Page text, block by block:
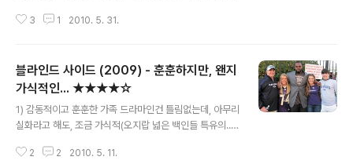
개발중이던 새로운 병기와 신형 메카닉을 시험하여 빠르게
기 시작하는데... 지온공국의 603 기술시험대 (지온의 주
력 기체 경쟁에서 밀렸거나, 개발이 중단된 병기를 재평가
하는 부대이긴 하나, 그냥 폐기처리하면 아까우니, 실전에
서 한번이라도 운용해보고 폐기하는 부대라고 보는게 맞
다.)에 소속된 모니크 캐딜락 특무대위, 와시야 중위, 올리
버 마이 기술 중위등 3명은 요툰하임이라는 비밀 화물선
3 1 2010. 5. 31.
블라인드 사이드 (2009) - 훈훈하지만, 왠지
가식적인... ★★★★☆
1) 감동적이고 훈훈한 가족 드라마인건 틀림없는데, 아무리
실화라고 해도, 조금 가식적(오지랍 넓은 백인들 특유의...
할을 톡톡히 해낸 꼬마 SJ가 특히 기억에 남고, 미저리와
2 2 2010. 5. 11.